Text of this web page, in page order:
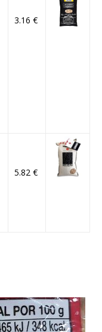
3.16 €
5.82 €